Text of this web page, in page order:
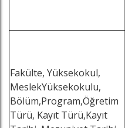
Fakülte, Yüksekokul,
MeslekYüksekokulu,
Bölüm,Program,Öğretim
Türü, Kayıt Türü,Kayıt